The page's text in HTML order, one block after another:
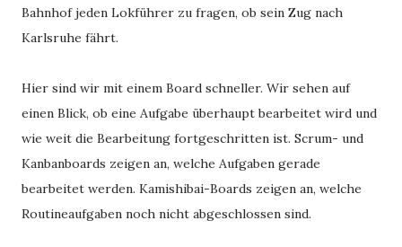
Bahnhof jeden Lokführer zu fragen, ob sein Zug nach
Karlsruhe fährt.
Hier sind wir mit einem Board schneller. Wir sehen auf
einen Blick, ob eine Aufgabe überhaupt bearbeitet wird und
wie weit die Bearbeitung fortgeschritten ist. Scrum- und
Kanbanboards zeigen an, welche Aufgaben gerade
bearbeitet werden. Kamishibai-Boards zeigen an, welche
Routineaufgaben noch nicht abgeschlossen sind.